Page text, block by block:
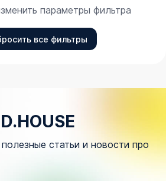
параметры фильтра
все фильтры
статьи и новости про